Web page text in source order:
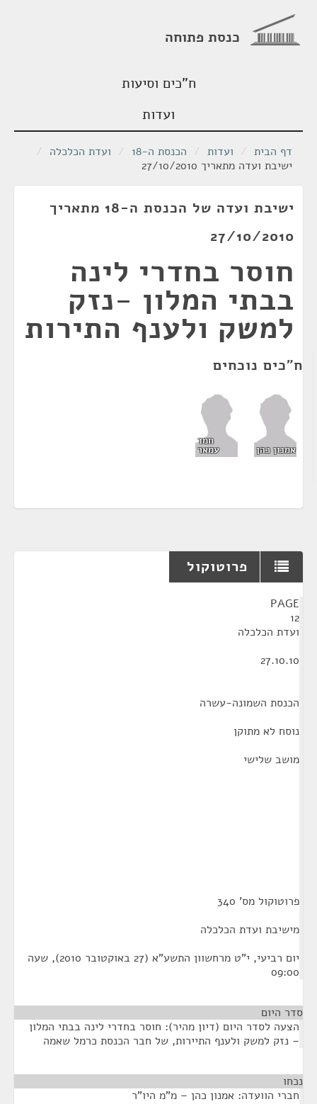
כנסת פתוחה
ח"כים וסיעות
ועדות
דף הבית / ועדות / הכנסת ה-18 / ועדת הכלכלה /
ישיבת ועדה מתאריך 27/10/2010
ישיבת ועדה של הכנסת ה-18 מתאריך
27/10/2010
חוסר בחדרי לינה
בבתי המלון -נזק
למשק ולענף התירות
ח"כים נוכחים
אמנון כהן
חמד
עמאר
פרוטוקול
PAGE
12
ועדת הכלכלה
27.10.10
הכנסת השמונה-עשרה
נוסח לא מתוקן
מושב שלישי
פרוטוקול מס' 340
מישיבת ועדת הכלכלה
יום רביעי, י"ט מרחשוון התשע"א (27 באוקטובר 2010), שעה
09:00
סדר היום
הצעה לסדר היום (דיון מהיר): חוסר בחדרי לינה בבתי המלון
– נזק למשק ולענף התיירות, של חבר הכנסת כרמל שאמה
נכחו
חברי הוועדה: אמנון כהן – מ"מ היו"ר